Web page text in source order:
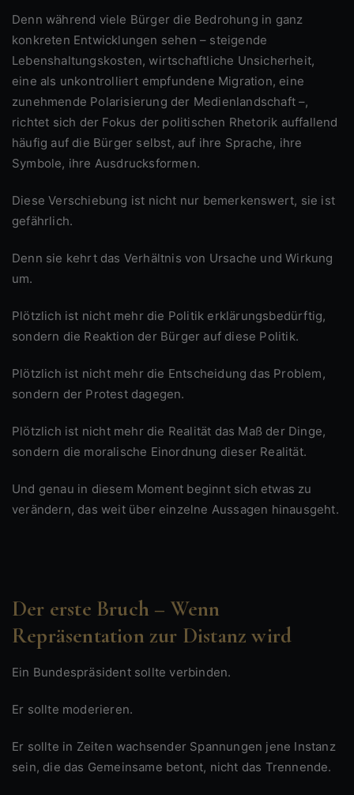
Denn während viele Bürger die Bedrohung in ganz
konkreten Entwicklungen sehen – steigende
Lebenshaltungskosten, wirtschaftliche Unsicherheit,
eine als unkontrolliert empfundene Migration, eine
zunehmende Polarisierung der Medienlandschaft –,
richtet sich der Fokus der politischen Rhetorik auffallend
häufig auf die Bürger selbst, auf ihre Sprache, ihre
Symbole, ihre Ausdrucksformen.
Diese Verschiebung ist nicht nur bemerkenswert, sie ist
gefährlich.
Denn sie kehrt das Verhältnis von Ursache und Wirkung
um.
Plötzlich ist nicht mehr die Politik erklärungsbedürftig,
sondern die Reaktion der Bürger auf diese Politik.
Plötzlich ist nicht mehr die Entscheidung das Problem,
sondern der Protest dagegen.
Plötzlich ist nicht mehr die Realität das Maß der Dinge,
sondern die moralische Einordnung dieser Realität.
Und genau in diesem Moment beginnt sich etwas zu
verändern, das weit über einzelne Aussagen hinausgeht.
Der erste Bruch – Wenn
Repräsentation zur Distanz wird
Ein Bundespräsident sollte verbinden.
Er sollte moderieren.
Er sollte in Zeiten wachsender Spannungen jene Instanz
sein, die das Gemeinsame betont, nicht das Trennende.